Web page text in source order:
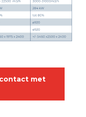
met